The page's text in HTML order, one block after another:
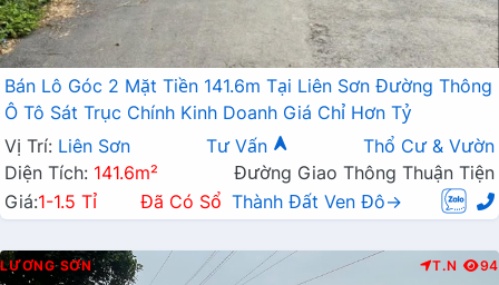
Bán Lô Góc 2 Mặt Tiền 141.6m Tại Liên Sơn Đường Thông
Ô Tô Sát Trục Chính Kinh Doanh Giá Chỉ Hơn Tỷ
Vị Trí: Liên Sơn Tư Vấn
Thổ Cư & Vườn
Diện Tích: 141.6m²
Đường Giao Thông Thuận Tiện
Giá:1-1.5 Tỉ Đã Có Sổ Thành Đất Ven Đô→
LƯƠNG SƠN T.N 94